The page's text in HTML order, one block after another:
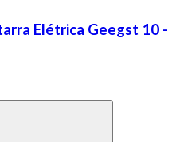
Elétrica Geegst 10 -